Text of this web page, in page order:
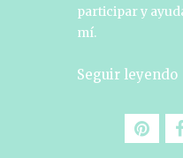
participar y
mí.
Seguir leyendo